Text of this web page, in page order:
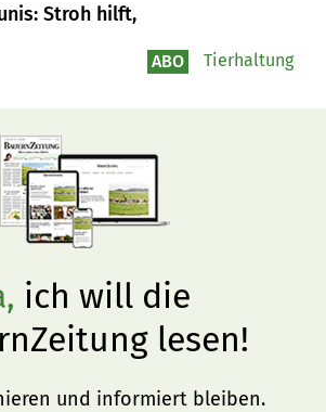
Stroh hilft,
ABO Tierhaltung
ich will die
lesen!
und informiert bleiben.